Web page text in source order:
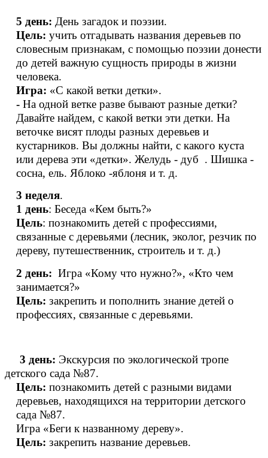
5 день: День загадок и поэзии.
Цель: учить отгадывать названия деревьев по
словесным признакам, с помощью поэзии донести
до детей важную сущность природы в жизни
человека.
Игра: «С какой ветки детки».
- На одной ветке разве бывают разные детки?
Давайте найдем, с какой ветки эти детки. На
веточке висят плоды разных деревьев и
кустарников. Вы должны найти, с какого куста
или дерева эти «детки». Желудь - дуб . Шишка -
сосна, ель. Яблоко -яблоня и т. д.
3 неделя.
1 день: Беседа «Кем быть?»
Цель: познакомить детей с профессиями,
связанные с деревьями (лесник, эколог, резчик по
дереву, путешественник, строитель и т. д.)
2 день: Игра «Кому что нужно?», «Кто чем
занимается?»
Цель: закрепить и пополнить знание детей о
профессиях, связанные с деревьями.
3 день: Экскурсия по экологической тропе
детского сада №87.
Цель: познакомить детей с разными видами
деревьев, находящихся на территории детского
сада №87.
Игра «Беги к названному дереву».
Цель: закрепить название деревьев.